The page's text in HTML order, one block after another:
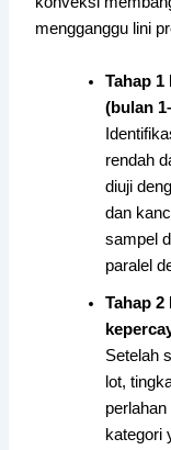
mengganggu lini
Tahap
(bulan
rendah
diuji
dan
sampel
paralel
Tahap
Setelah
lot,
kategori